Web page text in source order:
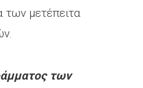
των μετέπειτα
των